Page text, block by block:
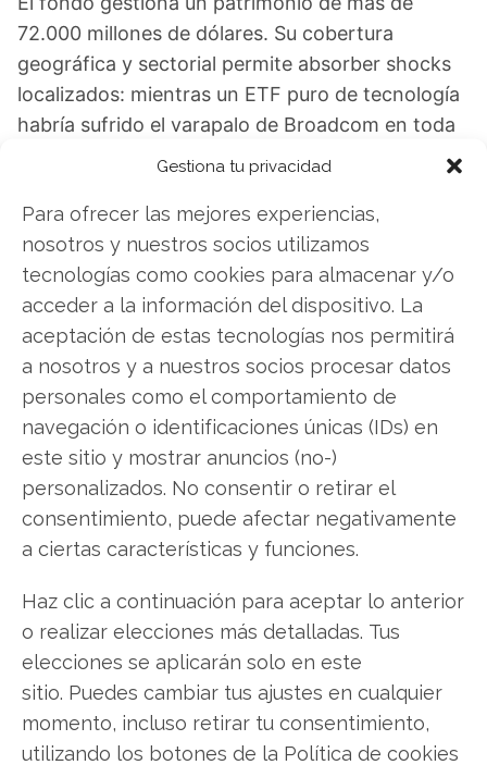
Gestiona tu privacidad
Para ofrecer las mejores experiencias,
nosotros y nuestros socios utilizamos
tecnologías como cookies para almacenar y/o
acceder a la información del dispositivo. La
aceptación de estas tecnologías nos permitirá
a nosotros y a nuestros socios procesar datos
personales como el comportamiento de
navegación o identificaciones únicas (IDs) en
este sitio y mostrar anuncios (no-)
personalizados. No consentir o retirar el
consentimiento, puede afectar negativamente
a ciertas características y funciones.
Haz clic a continuación para aceptar lo anterior
o realizar elecciones más detalladas. Tus
elecciones se aplicarán solo en este
sitio. Puedes cambiar tus ajustes en cualquier
momento, incluso retirar tu consentimiento,
utilizando los botones de la Política de cookies
72.000 millones de dólares. Su cobertura
geográfica y sectorial permite absorber shocks
localizados: mientras un ETF puro de tecnología
habría sufrido el varapalo de Broadcom en toda
su magnitud, el Vanguard reparte el riesgo entre
emergentes. La pregunta que queda en el aire es
si esa diversificación será suficiente para capear
un endurecimiento simultáneo desde el frente
tecnológico y el asiático.
Vanguard FTSE All-World UCITS ETF USD
Accumulation: ¿Comprar o vender? El nuevo
Análisis de Vanguard FTSE All-World UCITS
ETF USD Accumulation del 1 de agosto tiene la
respuesta:
Los últimos resultados de Vanguard FTSE All-
World UCITS ETF USD Accumulation son
contundentes: Acción inmediata requerida para
los inversores de Vanguard FTSE All-World
UCITS ETF USD Accumulation. ¿Merece la pena
invertir o es momento de vender? En el Análisis
gratuito actual del 1 de agosto descubrirá
exactamente qué hacer.